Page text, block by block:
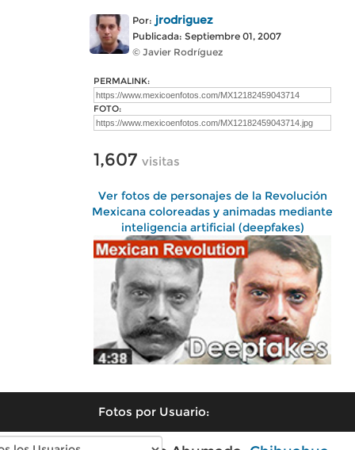
Por: jrodriguez
Publicada: Septiembre 01, 2007
© Javier Rodríguez
PERMALINK:
FOTO:
1,607 visitas
Ver fotos de personajes de la Revolución
Mexicana coloreadas y animadas mediante
inteligencia artificial (deepfakes)
Fotos por Usuario: